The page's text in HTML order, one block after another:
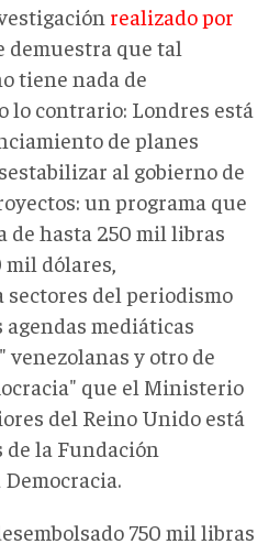
realizado por
demuestra que tal
tiene nada de
lo contrario: Londres está
de planes
al gobierno de
un programa que
de hasta 250 mil libras
dólares,
sectores del periodismo
mediáticas
venezolanas y otro de
que el Ministerio
del Reino Unido está
la Fundación
750 mil libras